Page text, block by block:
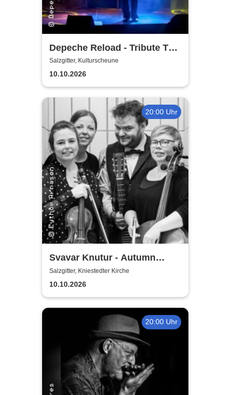
Depeche Reload - Tribute To
Depeche Mode
Salzgitter, Kulturscheune
10.10.2026
20:00 Uhr
Svavar Knutur - Autumn
String Trio Tour
Salzgitter, Kniestedter Kirche
10.10.2026
20:00 Uhr